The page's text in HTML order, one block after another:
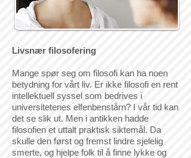
Livsnær filosofering
Mange spør seg om filosofi kan ha noen
betydning for vårt liv. Er ikke filosofi en rent
intellektuell syssel som bedrives i
universitetenes elfenbenstårn? I vår tid kan
det se slik ut. Men i antikken hadde
filosofien et uttalt praktisk siktemål. Da
skulle den først og fremst lindre sjelelig
smerte, og hjelpe folk til å finne lykke og